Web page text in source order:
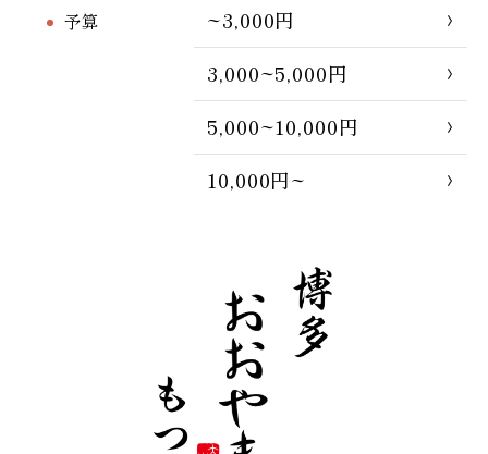
予算
~3,000円
3,000~5,000円
5,000~10,000円
10,000円~